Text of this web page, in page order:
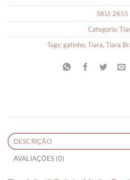
SKU: 2655
Categoria:
Tags:gatinho, Tiara, Tiara
DESCRIÇÃO
AVALIAÇÕES (0)